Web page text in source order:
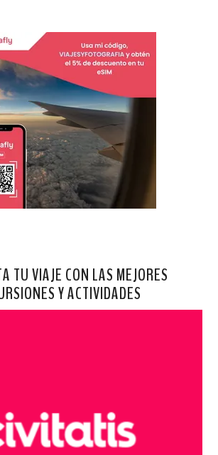
TU VIAJE CON LAS MEJORES
Y ACTIVIDADES